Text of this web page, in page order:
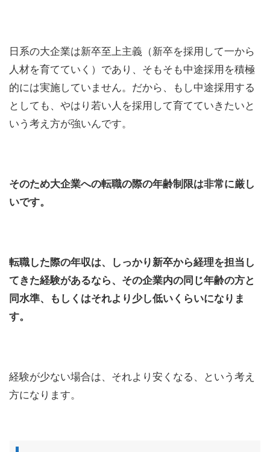
日系の大企業は新卒至上主義（新卒を採用して一から
人材を育てていく）であり、そもそも中途採用を積極
的には実施していません。だから、もし中途採用する
としても、やはり若い人を採用して育てていきたいと
いう考え方が強いんです。
そのため大企業への転職の際の年齢制限は非常に厳し
いです。
転職した際の年収は、しっかり新卒から経理を担当し
てきた経験があるなら、その企業内の同じ年齢の方と
同水準、もしくはそれより少し低いくらいになりま
す。
経験が少ない場合は、それより安くなる、という考え
方になります。